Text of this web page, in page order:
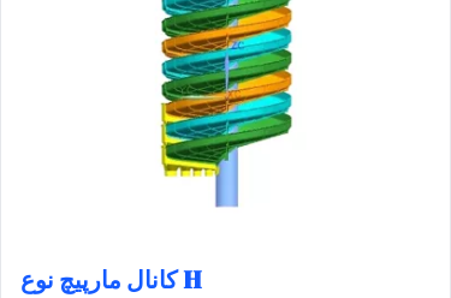
کانال مارپیچ نوع H